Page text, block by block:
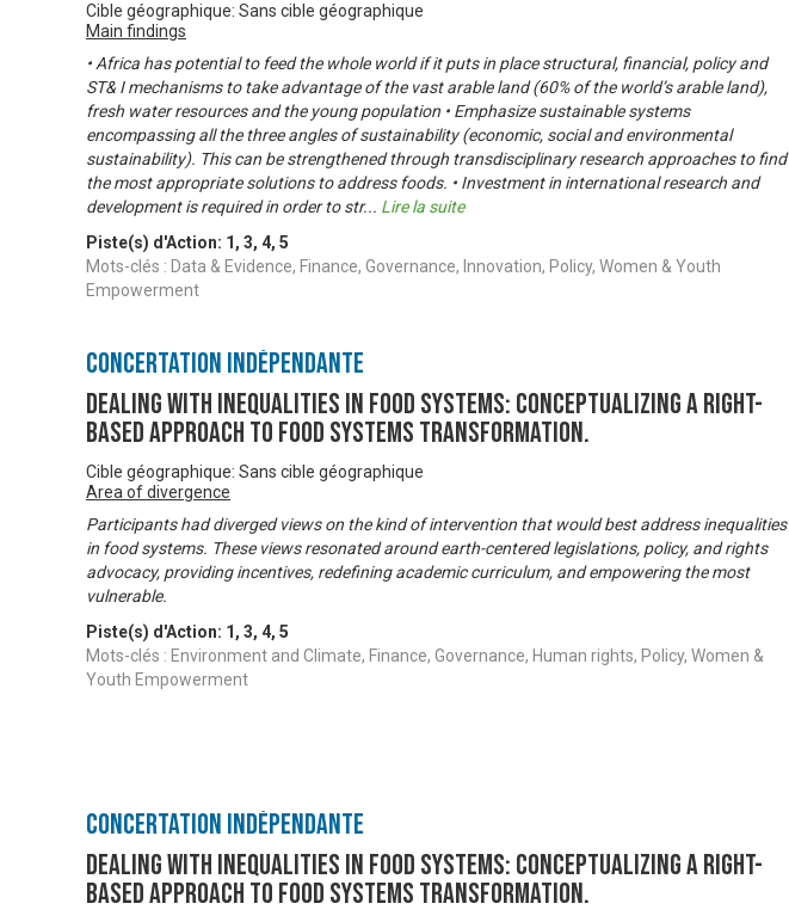
Cible géographique: Sans cible géographique
Main findings
• Africa has potential to feed the whole world if it puts in place structural, financial, policy and
ST& I mechanisms to take advantage of the vast arable land (60% of the world’s arable land),
fresh water resources and the young population • Emphasize sustainable systems
encompassing all the three angles of sustainability (economic, social and environmental
sustainability). This can be strengthened through transdisciplinary research approaches to find
the most appropriate solutions to address foods. • Investment in international research and
development is required in order to str... Lire la suite
Piste(s) d'Action: 1 , 3, 4, 5
Mots-clés : Data & Evidence, Finance, Governance, Innovation, Policy, Women & Youth
Empowerment
Concertation Indépendante
DEALING WITH INEQUALITIES IN FOOD SYSTEMS: Conceptualizing A Right-
based Approach to Food Systems Transformation.
Cible géographique: Sans cible géographique
Area of divergence
Participants had diverged views on the kind of intervention that would best address inequalities
in food systems. These views resonated around earth-centered legislations, policy, and rights
advocacy, providing incentives, redefining academic curriculum, and empowering the most
vulnerable.
Piste(s) d'Action: 1 , 3, 4, 5
Mots-clés : Environment and Climate, Finance, Governance, Human rights, Policy, Women &
Youth Empowerment
Concertation Indépendante
DEALING WITH INEQUALITIES IN FOOD SYSTEMS: Conceptualizing A Right-
based Approach to Food Systems Transformation.